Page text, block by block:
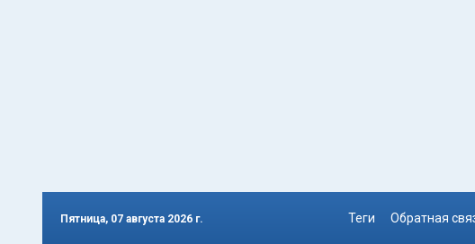
Пятница, 07 августа 2026 г. Теги Обратная